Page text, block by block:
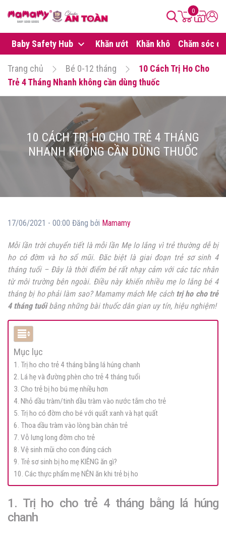
0
Baby Safety Hub Khăn ướt Khăn khô Chăm sóc da
Trang chủ Bé 0-12 tháng
10 Cách Trị Ho Cho
Trẻ 4 Tháng Nhanh không cần dùng thuốc
10 CÁCH TRỊ HO CHO TRẺ 4 THÁNG
NHANH KHÔNG CẦN DÙNG THUỐC
17/06/2021 - 00:00 Đăng bởi Mamamy
Mỗi lần trời chuyển tiết là mỗi lần Mẹ lo lắng vì trẻ thường dễ bị
ho có đờm và ho sổ mũi. Đăc biệt là giai đoạn trẻ sơ sinh 4
tháng tuổi – Đây là thời điểm bé rất nhạy cảm với các tác nhân
từ môi trường bên ngoài. Điều này khiến nhiều mẹ lo lắng bé 4
tháng bị ho phải làm sao?Mamamy mách Mẹ cáchtrị ho cho trẻ
4 tháng tuổibằng những bài thuốc dân gian uy tín, hiệu nghiệm!
Mục lục
1. Trị ho cho trẻ 4 tháng bằng lá húng chanh
2. Lá hẹ và đường phèn cho trẻ 4 tháng tuổi
3. Cho trẻ bị ho bú mẹ nhiều hơn
4. Nhỏ dầu tràm/tinh dầu tràm vào nước tắm cho trẻ
5. Trị ho có đờm cho bé với quất xanh và hạt quất
6. Thoa dầu tràm vào lòng bàn chân trẻ
7. Vỗ lưng long đờm cho trẻ
8. Vệ sinh mũi cho con đúng cách
9. Trẻ sơ sinh bị ho mẹ KIÊNG ăn gì?
10. Các thực phẩm mẹ NÊN ăn khi trẻ bị ho
1. Trị ho cho trẻ 4 tháng bằng lá húng
chanh